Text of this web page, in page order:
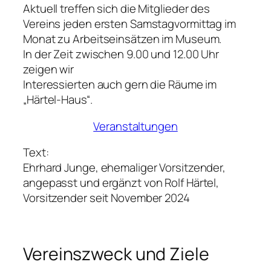
Aktuell treffen sich die Mitglieder des
Vereins jeden ersten Samstagvormittag im
Monat zu Arbeitseinsätzen im Museum.
In der Zeit zwischen 9.00 und 12.00 Uhr
zeigen wir
Interessierten auch gern die Räume im
„Härtel-Haus“.
Veranstaltungen
Text:
Ehrhard Junge, ehemaliger Vorsitzender,
angepasst und ergänzt von Rolf Härtel,
Vorsitzender seit November 2024
Vereinszweck und Ziele